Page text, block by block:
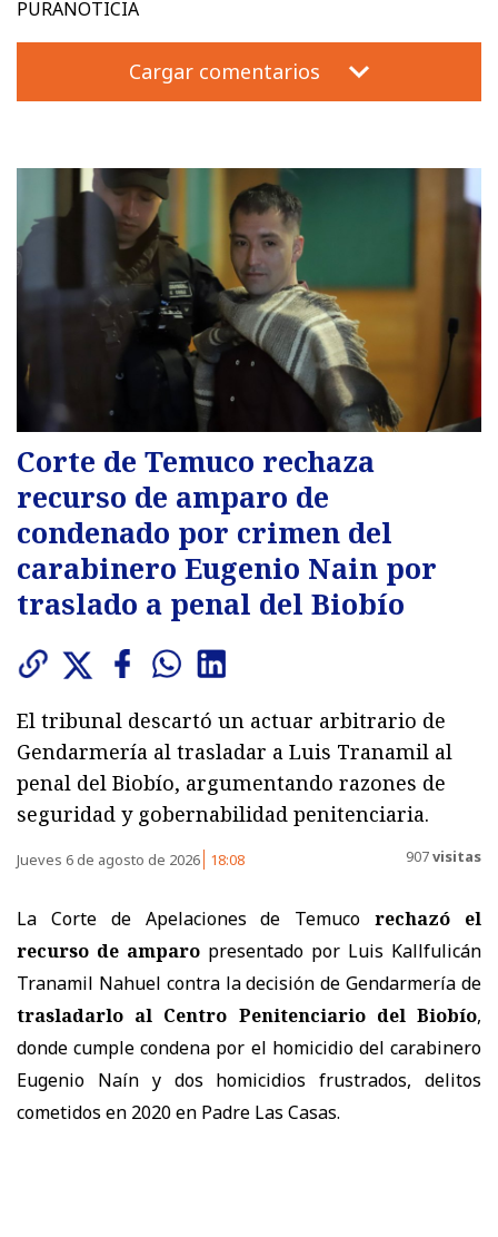
PURANOTICIA
Cargar comentarios
Corte de Temuco rechaza
recurso de amparo de
condenado por crimen del
carabinero Eugenio Nain por
traslado a penal del Biobío
El tribunal descartó un actuar arbitrario de
Gendarmería al trasladar a Luis Tranamil al
penal del Biobío, argumentando razones de
seguridad y gobernabilidad penitenciaria.
Jueves 6 de agosto de 2026 18:08 907visitas
La Corte de Apelaciones de Temuco rechazó el
recurso de amparo presentado por Luis Kallfulicán
Tranamil Nahuel contra la decisión de Gendarmería de
trasladarlo al Centro Penitenciario del Biobío,
donde cumple condena por el homicidio del carabinero
Eugenio Naín y dos homicidios frustrados, delitos
cometidos en 2020 en Padre Las Casas.